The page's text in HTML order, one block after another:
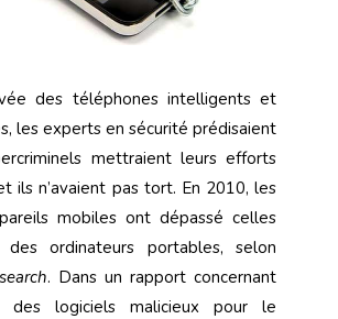
des téléphones intelligents et
les experts en sécurité prédisaient
mettraient leurs efforts
ils n’avaient pas tort. En 2010, les
mobiles ont dépassé celles
ordinateurs portables, selon
. Dans un rapport concernant
des logiciels malicieux pour le